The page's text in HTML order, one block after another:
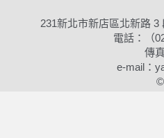
231新北市新店區北新路
電話：（
傳
e-mail：